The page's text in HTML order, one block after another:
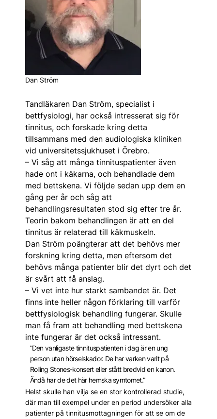
Dan Ström
Tandläkaren Dan Ström, specialist i
bettfysio­logi, har också intresserat sig för
tinnitus, och forskade kring detta
tillsammans med den audiologiska kliniken
vid universitetssjukhuset i Örebro.
– Vi såg att många tinnitus­patienter även
hade ont i käkarna, och behandlade dem
med bettskena. Vi följde sedan upp dem en
gång per år och såg att
behandlingsresultaten stod sig efter tre år.
Teorin bakom behandlingen är att en del
tinnitus är relaterad till käkmuskeln.
Dan Ström poängterar att det behövs mer
forskning kring detta, men eftersom det
behövs många patienter blir det dyrt och det
är svårt att få anslag.
– Vi vet inte hur starkt sambandet är. Det
finns inte heller någon förklaring till varför
bettfysiologisk behandling fungerar. Skulle
man få fram att behandling med bettskena
inte fungerar är det också intressant.
”Den vanligaste tinnituspatienten i dag är en ung
person utan hörselskador. De har varken varit på
Rolling Stones-konsert eller stått bredvid en kanon.
Ändå har de det här hemska symtomet.”
Helst skulle han vilja se en stor kontrollerad studie,
där man till exempel under en period undersöker alla
patienter på tinnitusmottagningen för att se om de